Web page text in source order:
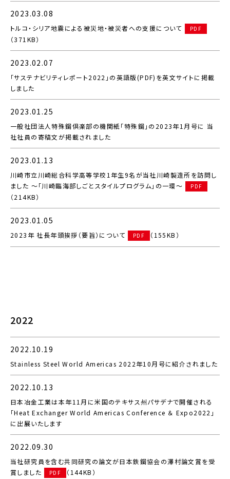
2023.03.08
トルコ・シリア地震による被災地・被災者への支援について PDF
（371KB）
2023.02.07
「サステナビリティレポート2022」の英語版(PDF)を英文サイトに掲載
しました
2023.01.25
一般社団法人特殊鋼倶楽部の機関紙「特殊鋼」の2023年1月号に 当
社社員の寄稿文が掲載されました
2023.01.13
川崎市立川崎総合科学高等学校1年生9名が当社川崎製造所を訪問し
ました ～「川崎臨海部しごとスタイルプログラム」の一環～
PDF
（214KB）
2023.01.05
2023年 社長年頭挨拶（要旨）について PDF （155KB）
2022
2022.10.19
Stainless Steel World Americas 2022年10月号に紹介されました
2022.10.13
日本冶金工業は本年11月に米国のテキサス州パサデナで開催される
「Heat Exchanger World Americas Conference ＆ Expo2022」
に出展いたします
2022.09.30
当社研究員を含む共同研究の論文が日本鉄鋼協会の澤村論文賞を受
賞しました
PDF （144KB）